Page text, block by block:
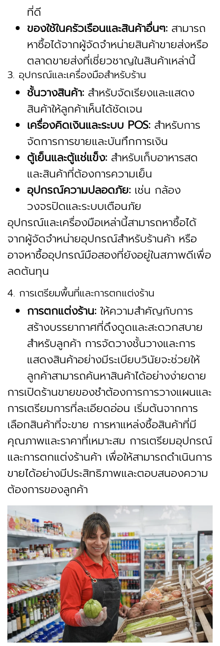
ที่ดี
ของใช้ในครัวเรือนและสินค้าอื่นๆ: สามารถ
หาซื้อได้จากผู้จัดจำหน่ายสินค้าขายส่งหรือ
ตลาดขายส่งที่เชี่ยวชาญในสินค้าเหล่านี้
3. อุปกรณ์และเครื่องมือสำหรับร้าน
ชั้นวางสินค้า: สำหรับจัดเรียงและแสดง
สินค้าให้ลูกค้าเห็นได้ชัดเจน
เครื่องคิดเงินและระบบ POS: สำหรับการ
จัดการการขายและบันทึกการเงิน
ตู้เย็นและตู้แช่แข็ง: สำหรับเก็บอาหารสด
และสินค้าที่ต้องการความเย็น
อุปกรณ์ความปลอดภัย: เช่น กล้อง
วงจรปิดและระบบเตือนภัย
อุปกรณ์และเครื่องมือเหล่านี้สามารถหาซื้อได้
จากผู้จัดจำหน่ายอุปกรณ์สำหรับร้านค้า หรือ
อาจหาซื้ออุปกรณ์มือสองที่ยังอยู่ในสภาพดีเพื่อ
ลดต้นทุน
4. การเตรียมพื้นที่และการตกแต่งร้าน
การตกแต่งร้าน: ให้ความสำคัญกับการ
สร้างบรรยากาศที่ดึงดูดและสะดวกสบาย
สำหรับลูกค้า การจัดวางชั้นวางและการ
แสดงสินค้าอย่างมีระเบียบวินัยจะช่วยให้
ลูกค้าสามารถค้นหาสินค้าได้อย่างง่ายดาย
การเปิดร้านขายของชำต้องการการวางแผนและ
การเตรียมการที่ละเอียดอ่อน เริ่มต้นจากการ
เลือกสินค้าที่จะขาย การหาแหล่งซื้อสินค้าที่มี
คุณภาพและราคาที่เหมาะสม การเตรียมอุปกรณ์
และการตกแต่งร้านค้า เพื่อให้สามารถดำเนินการ
ขายได้อย่างมีประสิทธิภาพและตอบสนองความ
ต้องการของลูกค้า